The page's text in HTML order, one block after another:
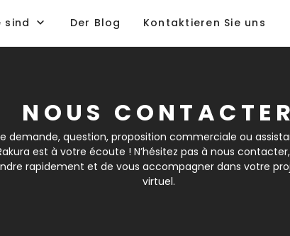
sind Der Blog Kontaktieren Sie uns
NOUS CONTACTER
demande, question, proposition commerciale ou
est à votre écoute ! N’hésitez pas à nous
rapidement et de vous accompagner dans votre
virtuel.